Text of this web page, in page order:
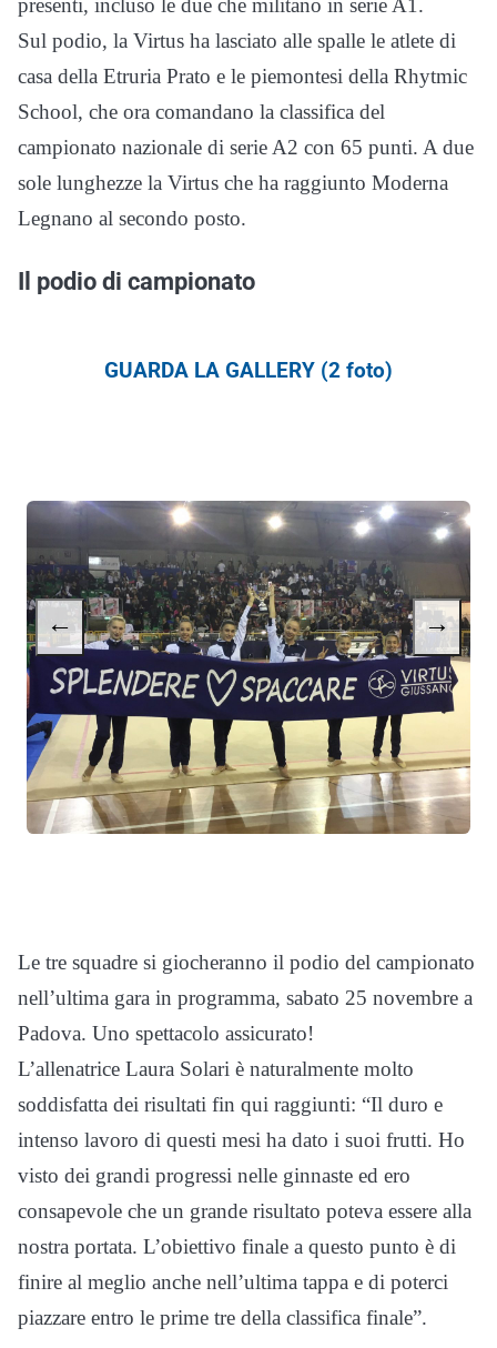
presenti, incluso le due che militano in serie A1.
Sul podio, la Virtus ha lasciato alle spalle le atlete di
casa della Etruria Prato e le piemontesi della Rhytmic
School, che ora comandano la classifica del
campionato nazionale di serie A2 con 65 punti. A due
sole lunghezze la Virtus che ha raggiunto Moderna
Legnano al secondo posto.
Il podio di campionato
GUARDA LA GALLERY (2 foto)
← →
Le tre squadre si giocheranno il podio del campionato
nell’ultima gara in programma, sabato 25 novembre a
Padova. Uno spettacolo assicurato!
L’allenatrice Laura Solari è naturalmente molto
soddisfatta dei risultati fin qui raggiunti: “Il duro e
intenso lavoro di questi mesi ha dato i suoi frutti. Ho
visto dei grandi progressi nelle ginnaste ed ero
consapevole che un grande risultato poteva essere alla
nostra portata. L’obiettivo finale a questo punto è di
finire al meglio anche nell’ultima tappa e di poterci
piazzare entro le prime tre della classifica finale”.